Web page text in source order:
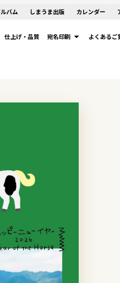
バム しまうま出版 カレンダー
仕上げ・品質 宛名印刷 よくあるご